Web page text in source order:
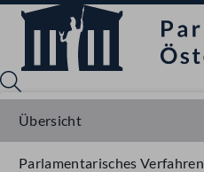
Übersicht
Parlamentarisches Verfahren